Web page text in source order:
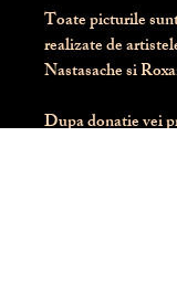
Toate picturile
realizate de
Nastasache si
Dupa donatie vei